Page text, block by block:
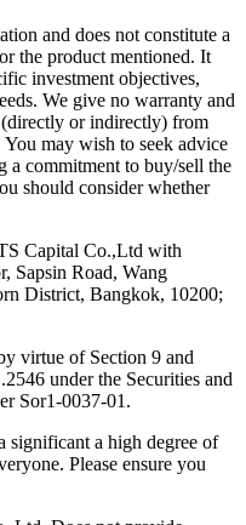
and does not constitute a
the product mentioned. It
investment objectives,
We give no warranty and
or indirectly) from
may wish to seek advice
a commitment to buy/sell the
should consider whether
Capital Co.,Ltd with
Sapsin Road, Wang
District, Bangkok, 10200;
virtue of Section 9 and
under the Securities and
Sor1-0037-01.
significant a high degree of
Please ensure you